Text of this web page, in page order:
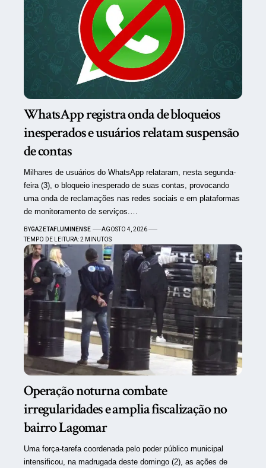
WhatsApp registra onda de bloqueios
inesperados e usuários relatam suspensão
de contas
Milhares de usuários do WhatsApp relataram, nesta segunda-
feira (3), o bloqueio inesperado de suas contas, provocando
uma onda de reclamações nas redes sociais e em plataformas
de monitoramento de serviços.…
BYGAZETAFLUMINENSE
AGOSTO 4, 2026
TEMPO DE LEITURA: 2 MINUTOS
Operação noturna combate
irregularidades e amplia fiscalização no
bairro Lagomar
Uma força-tarefa coordenada pelo poder público municipal
intensificou, na madrugada deste domingo (2), as ações de